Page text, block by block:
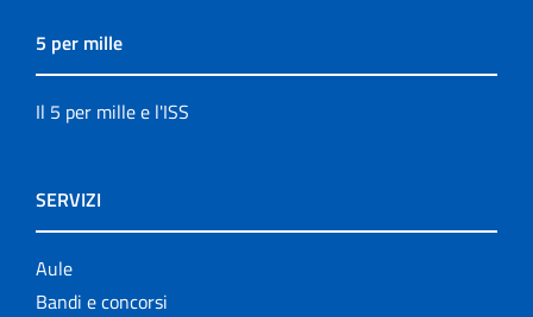
5 per mille
Il 5 per mille e l'ISS
SERVIZI
Aule
Bandi e concorsi